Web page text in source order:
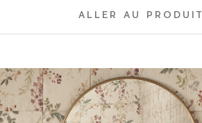
ALLER AU PRODUIT